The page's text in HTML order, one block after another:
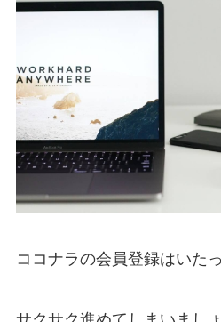
ココナラの会員登録はいた